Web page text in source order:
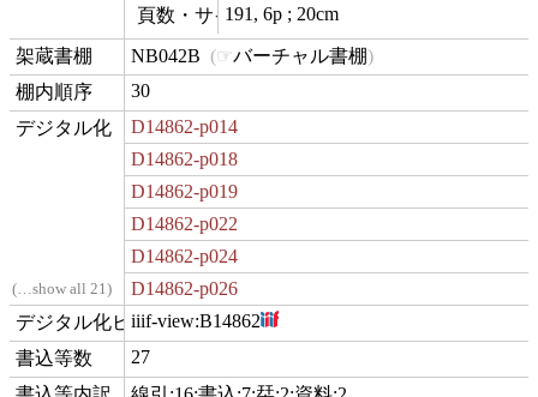
materialExtent
191, 6p ; 20cm
contentLocation
NB042B バーチャル書棚
position30
digitization
…show all 21
D14862-p014
D14862-p018
D14862-p019
D14862-p022
D14862-p024
D14862-p026
hasView
iiif-view:B14862
commentCount
27